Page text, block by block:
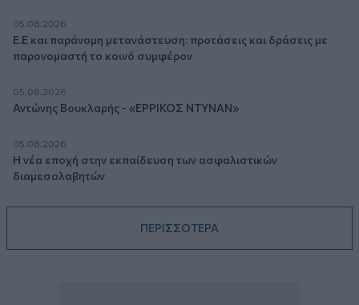
05.08.2026
Ε.Ε και παράνομη μετανάστευση: προτάσεις και δράσεις με
παρονομαστή το κοινό συμφέρον
05.08.2026
Αντώνης Βουκλαρής - «ΕΡΡΙΚΟΣ ΝΤΥΝΑΝ»
05.08.2026
Η νέα εποχή στην εκπαίδευση των ασφαλιστικών
διαμεσολαβητών
ΠΕΡΙΣΣΟΤΕΡΑ